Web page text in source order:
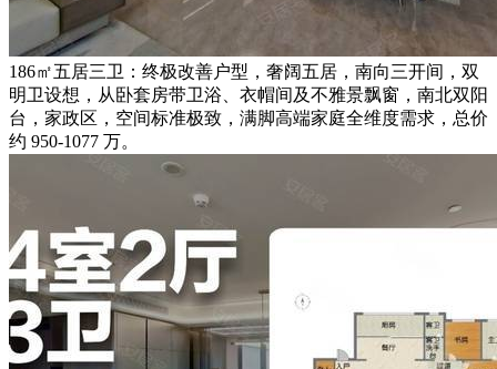
186㎡五居三卫：终极改善户型，奢阔五居，南向三开间，双
明卫设想，从卧套房带卫浴、衣帽间及不雅景飘窗，南北双阳
台，家政区，空间标准极致，满脚高端家庭全维度需求，总价
约 950-1077 万。